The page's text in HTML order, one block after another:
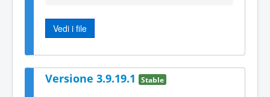
Vedi i file
Versione 3.9.19.1 Stable